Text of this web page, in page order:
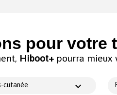
pour votre
Hiboot+ pourra mieux
cutanée